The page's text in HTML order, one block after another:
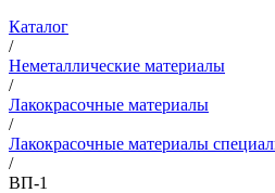
Каталог
/
Неметаллические материалы
/
Лакокрасочные материалы
/
Лакокрасочные материалы
/
ВП-1